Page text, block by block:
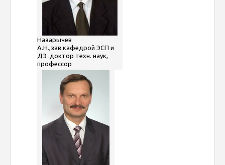
Назарычев
А.Н.,зав.кафедрой ЭСП и
ДЭ .доктор техн. наук,
профессор